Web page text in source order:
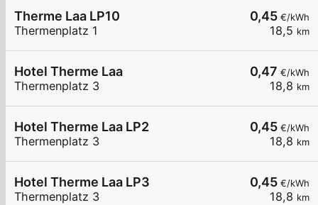
0,45 €/kWh
18,5 km
Therme Laa LP10
Thermenplatz 1
0,47 €/kWh
18,8 km
Hotel Therme Laa
Thermenplatz 3
0,45 €/kWh
18,8 km
Hotel Therme Laa LP2
Thermenplatz 3
0,45 €/kWh
18,8 km
Hotel Therme Laa LP3
Thermenplatz 3